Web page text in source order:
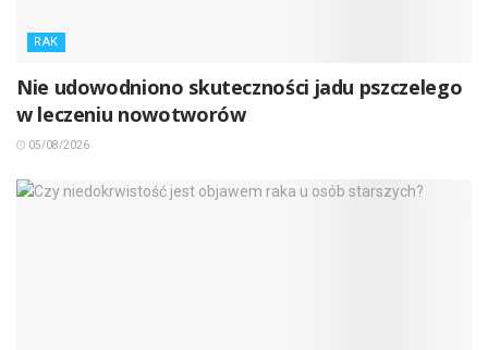
RAK
Nie udowodniono skuteczności jadu pszczelego
w leczeniu nowotworów
05/08/2026